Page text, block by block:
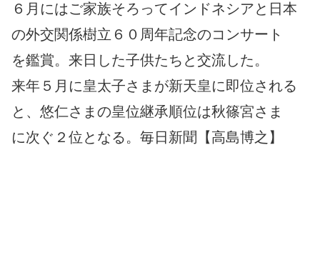
６月にはご家族そろってインドネシアと日本
の外交関係樹立６０周年記念のコンサート
を鑑賞。来日した子供たちと交流した。
来年５月に皇太子さまが新天皇に即位される
と、悠仁さまの皇位継承順位は秋篠宮さま
に次ぐ２位となる。毎日新聞【高島博之】